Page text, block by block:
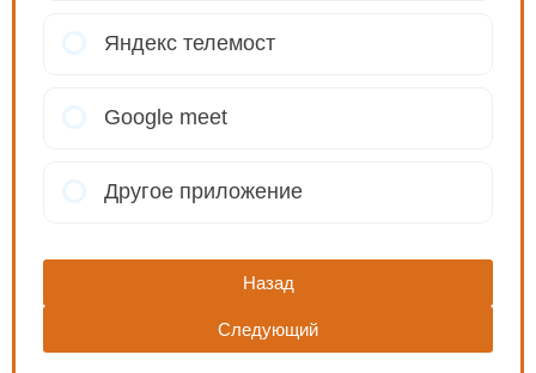
Яндекс телемост
Google meet
Другое приложение
Назад
Следующий